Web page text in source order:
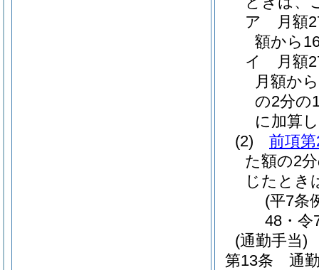
ア
月額
額から
イ
月額
月額か
の2分の
に加算
(2)
前項
た額の2
じたとき
(平7条
48・令
(通勤手当)
第13条
通